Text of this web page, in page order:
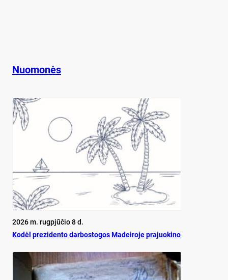
Nuomonės
2026 m. rugpjūčio 8 d.
Ko­dėl pre­zi­den­to dar­bos­to­gos Ma­dei­ro­je pra­juo­ki­no